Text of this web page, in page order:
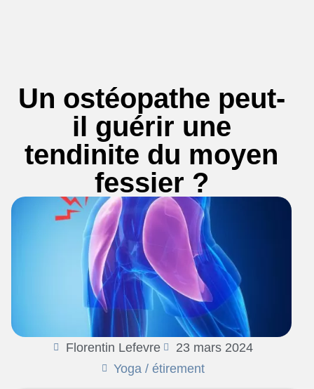
Un ostéopathe peut-
il guérir une
tendinite du moyen
fessier ?
Florentin Lefevre
23 mars 2024
Yoga / étirement